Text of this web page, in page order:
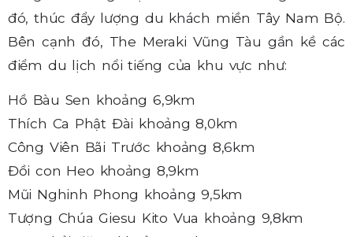
đó, thúc đẩy lượng du khách miền Tây Nam Bộ.
Bên cạnh đó, The Meraki Vũng Tàu gần kề các
điểm du lịch nổi tiếng của khu vực như:
Hồ Bàu Sen khoảng 6,9km
Thích Ca Phật Đài khoảng 8,0km
Công Viên Bãi Trước khoảng 8,6km
Đồi con Heo khoảng 8,9km
Mũi Nghinh Phong khoảng 9,5km
Tượng Chúa Giesu Kito Vua khoảng 9,8km